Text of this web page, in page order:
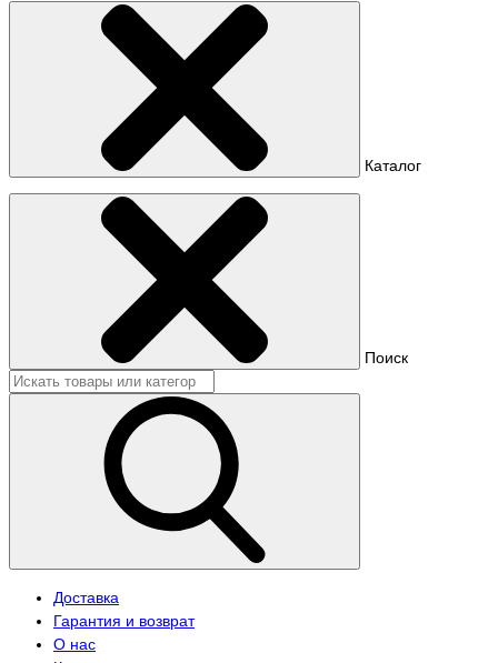
Каталог
Поиск
Доставка
Гарантия и возврат
О нас